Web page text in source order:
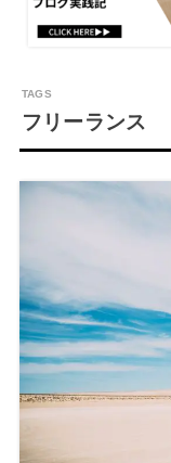
フリーランス